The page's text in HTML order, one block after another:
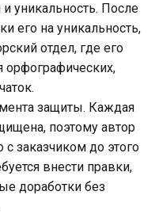
уникальность. После
его на уникальность,
отдел, где его
орфографических,
защиты. Каждая
поэтому автор
с заказчиком до этого
внести правки,
доработки без